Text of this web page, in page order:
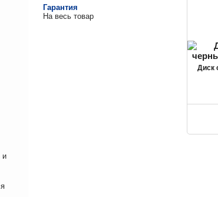
и
Гарантия
На весь товар
Диск